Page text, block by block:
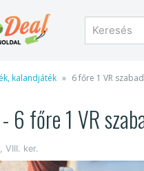
kalandjáték 6 főre 1 VR
6 főre 1 VR
VIII. ker.